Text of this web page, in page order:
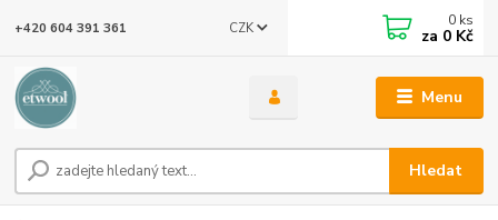
Menu
CZK
Hledat
+420 604 391 361 0 ks
za 0 Kč